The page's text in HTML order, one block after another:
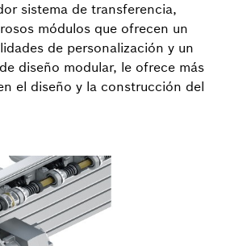
sistema de transferencia,
módulos que ofrecen un
de personalización y un
diseño modular, le ofrece más
el diseño y la construcción del